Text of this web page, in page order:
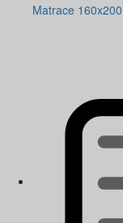
Matrace 160x200